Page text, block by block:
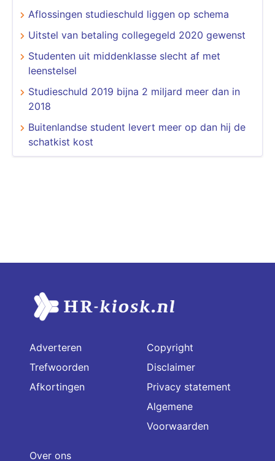
Aflossingen studieschuld liggen op schema
Uitstel van betaling collegegeld 2020 gewenst
Studenten uit middenklasse slecht af met
leenstelsel
Studieschuld 2019 bijna 2 miljard meer dan in
2018
Buitenlandse student levert meer op dan hij de
schatkist kost
Adverteren
Trefwoorden
Afkortingen
Copyright
Disclaimer
Privacy statement
Algemene
Voorwaarden
Over ons